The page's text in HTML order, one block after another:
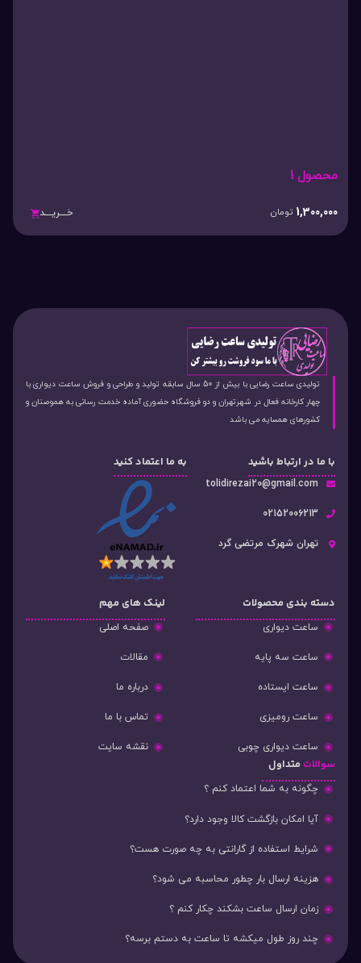
محصول 1
1,300,000 تومان خـــریـــد
تولیدی ساعت رضایی با بیش از 50 سال سابقه تولید و طراحی و فروش ساعت دیواری با
چهار کارخانه فعال در شهرتهران و دو فروشگاه حضوری آماده خدمت رسانی به هموصنان و
کشورهای همسایه می باشد
با ما در ارتباط باشید
tolidirezai20@gmail.com
02152006213
تهران شهرک مرتضی گرد
به ما اعتماد کنید
دسته‌ بندی محصولات
ساعت دیواری
ساعت سه پایه
ساعت ایستاده
ساعت رومیزی
ساعت دیواری چوبی
لینک های مهم
صفحه اصلی
مقالات
درباره ما
تماس با ما
نقشه سایت
سوالات متداول
چگونه به شما اعتماد کنم ؟
آیا امکان بازگشت کالا وجود دارد؟
شرایط استفاده از گارانتی به چه صورت هست؟
هزینه ارسال بار چطور محاسبه می شود؟
زمان ارسال ساعت بشکند چکار کنم ؟
چند روز طول میکشه تا ساعت به دستم برسه؟